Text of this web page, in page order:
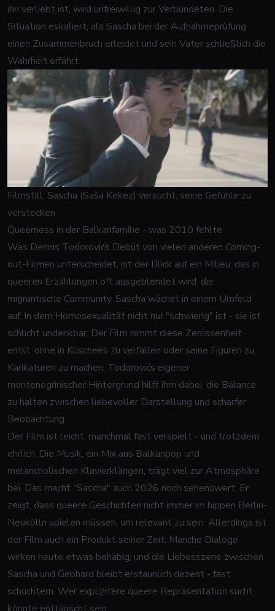
ihn verliebt ist, wird unfreiwillig zur Verbündeten. Die
Situation eskaliert, als Sascha bei der Aufnahmeprüfung
einen Zusammenbruch erleidet und sein Vater schließlich die
Wahrheit erfährt.
Filmstill: Sascha (Saša Kekez) versucht, seine Gefühle zu
verstecken
Queerness in der Balkanfamilie - was 2010 fehlte
Was Dennis Todorovićs Debüt von vielen anderen Coming-
out-Filmen unterscheidet, ist der Blick auf ein Milieu, das in
queeren Erzählungen oft ausgeblendet wird: die
migrantische Community. Sascha wächst in einem Umfeld
auf, in dem Homosexualität nicht nur "schwierig" ist - sie ist
schlicht undenkbar. Der Film nimmt diese Zerrissenheit
ernst, ohne in Klischees zu verfallen oder seine Figuren zu
Karikaturen zu machen. Todorovićs eigener
montenegrinischer Hintergrund hilft ihm dabei, die Balance
zu halten zwischen liebevoller Darstellung und scharfer
Beobachtung.
Der Film ist leicht, manchmal fast verspielt - und trotzdem
ehrlich. Die Musik, ein Mix aus Balkanpop und
melancholischen Klavierklängen, trägt viel zur Atmosphäre
bei. Das macht "Sascha" auch 2026 noch sehenswert: Er
zeigt, dass queere Geschichten nicht immer im hippen Berlin-
Neukölln spielen müssen, um relevant zu sein. Allerdings ist
der Film auch ein Produkt seiner Zeit: Manche Dialoge
wirken heute etwas behäbig, und die Liebesszene zwischen
Sascha und Gebhard bleibt erstaunlich dezent - fast
schüchtern. Wer explizitere queere Repräsentation sucht,